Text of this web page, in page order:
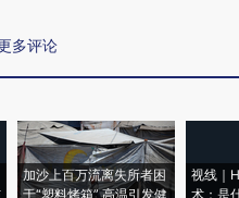
多评论
加沙上百万流离失所者困
于“塑料烤箱” 高温引发健
视线｜
术：是